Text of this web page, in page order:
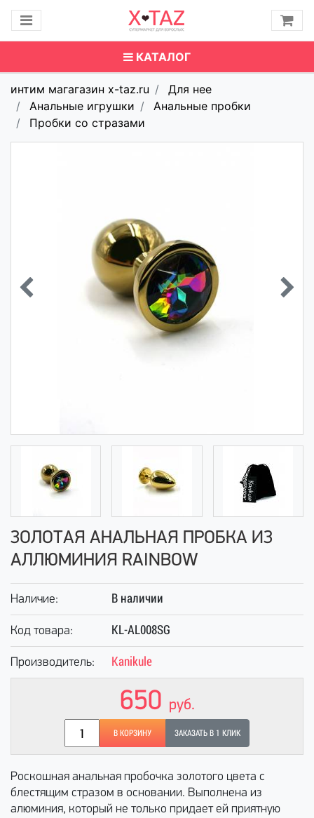
КАТАЛОГ
интим магагазин x-taz.ru
Для нее
Анальные игрушки
Анальные пробки
Пробки со стразами
ЗОЛОТАЯ АНАЛЬНАЯ ПРОБКА ИЗ
АЛЛЮМИНИЯ RAINBOW
Наличие: В наличии
Код товара: KL-AL008SG
Производитель: Kanikule
650 руб.
В КОРЗИНУ ЗАКАЗАТЬ В 1 КЛИК
Роскошная анальная пробочка золотого цвета с
блестящим стразом в основании. Выполнена из
алюминия, который не только придает ей приятную